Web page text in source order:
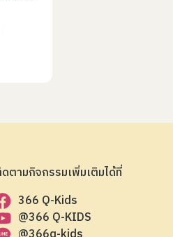
ต
ตามกิจกรรมเพิ่มเติมได้ที่
366 Q-Kids
@366 Q-KIDS